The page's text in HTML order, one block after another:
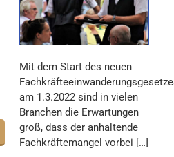
Mit dem Start des neuen
am 1.3.2022 sind in vielen
Branchen die Erwartungen
groß, dass der anhaltende
Fachkräftemangel vorbei […]